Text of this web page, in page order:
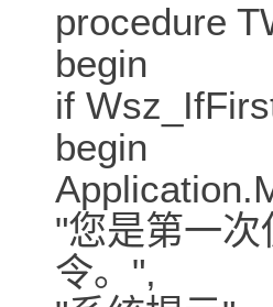
procedure
begin
if
begin
"您是第一
令。",